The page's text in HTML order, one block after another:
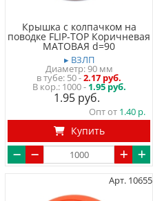
Крышка с колпачком на
поводке FLIP-TOP Коричневая
МАТОВАЯ d=90
▸ ВЗЛП
Диаметр: 90 мм
в тубе 50-2.17 руб.
1000 - 1.95 руб.
1.95
Опт от 1.40
Купить
Арт. 10655